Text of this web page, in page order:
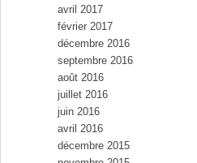
avril 2017
février 2017
décembre 2016
septembre 2016
août 2016
juillet 2016
juin 2016
avril 2016
décembre 2015